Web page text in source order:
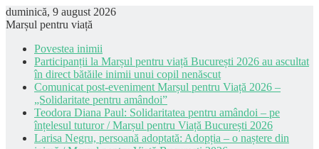
duminică, 9 august 2026
Marșul pentru viață
Povestea inimii
Participanții la Marșul pentru viață București 2026 au ascultat
în direct bătăile inimii unui copil nenăscut
Comunicat post-eveniment Marșul pentru Viață 2026 –
„Solidaritate pentru amândoi”
Teodora Diana Paul: Solidaritatea pentru amândoi – pe
înțelesul tuturor / Marșul pentru Viață București 2026
Larisa Negru, persoană adoptată: Adopția – o naștere din